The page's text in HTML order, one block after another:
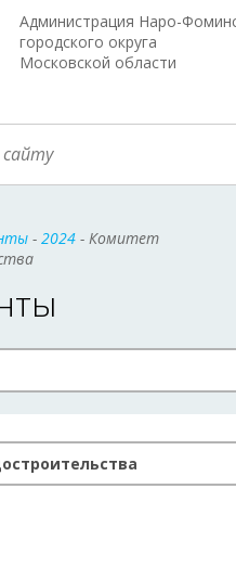
Администрация Наро-
городского округа
Московской области
- 2024 - Комитет